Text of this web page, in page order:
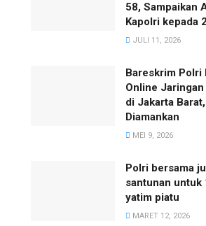
58, Sampaikan
Kapolri kepada
JULI 11, 2026
Bareskrim
Online
di Jakarta
Diamankan
MEI 9, 2026
Polri bersama
santunan untuk
yatim piatu
MARET 12, 2026